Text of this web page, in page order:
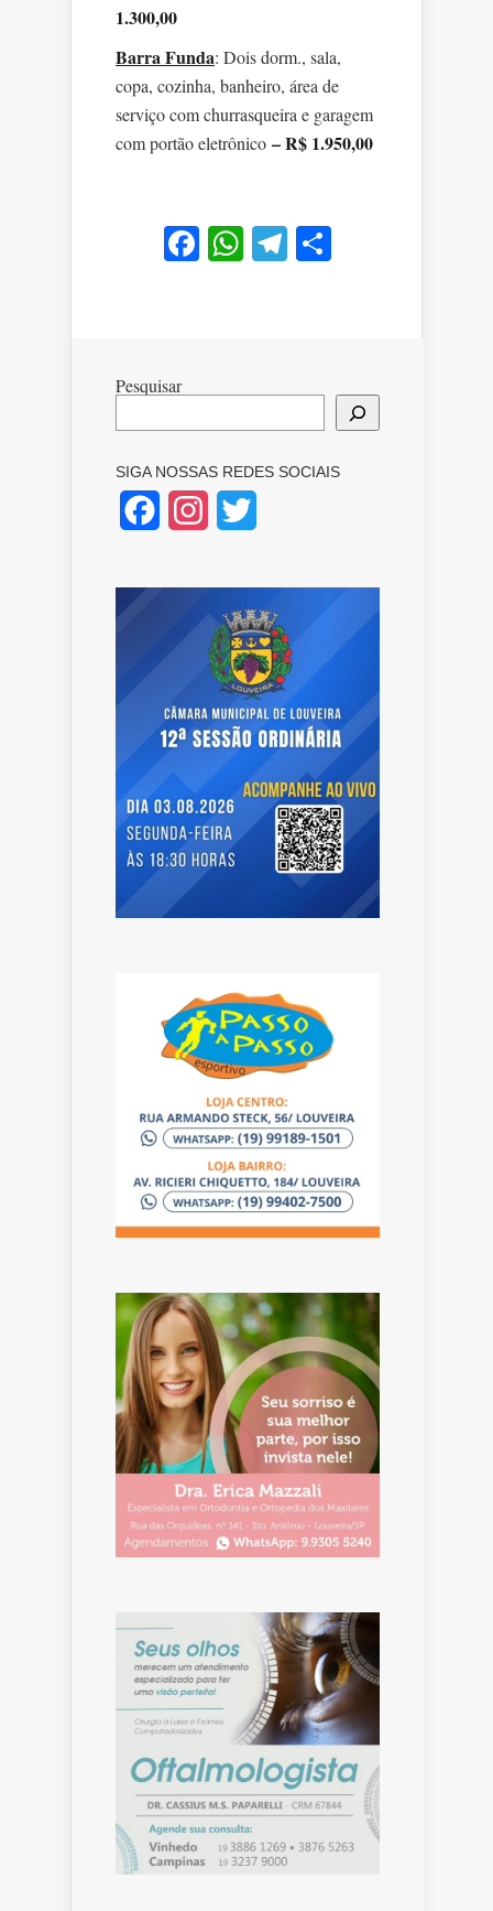
1.300,00
Barra Funda: Dois dorm., sala,
copa, cozinha, banheiro, área de
serviço com churrasqueira e garagem
com portão eletrônico – R$ 1.950,00
Facebook
WhatsApp
Telegram
Pesquisar
SIGA NOSSAS REDES SOCIAIS
FacebookInstagram